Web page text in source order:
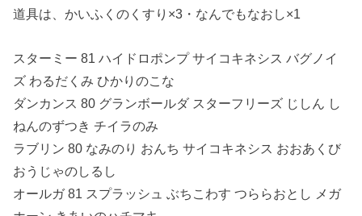
道具は、かいふくのくすり×3・なんでもなおし×1
スターミー 81 ハイドロポンプ サイコキネシス バグノイ
ズ わるだくみ ひかりのこな
ダンカンス 80 グランボールダ スターフリーズ じしん し
ねんのずつき チイラのみ
ラブリン 80 なみのり おんち サイコキネシス おおあくび
おうじゃのしるし
オールガ 81 スプラッシュ ぶちこわす つららおとし メガ